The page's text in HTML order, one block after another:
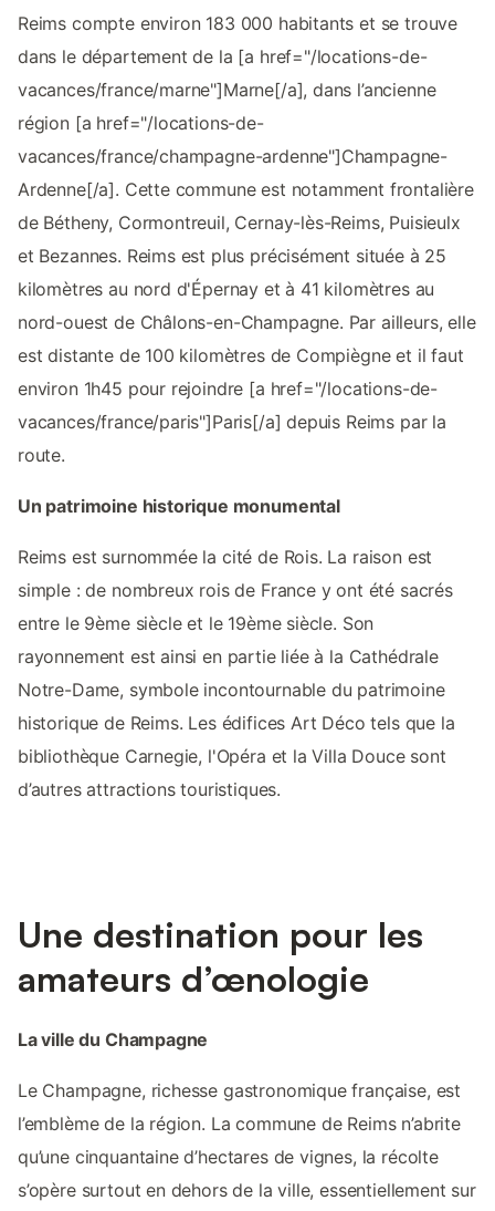
Reims compte environ 183 000 habitants et se trouve
dans le département de la [a href="/locations-de-
vacances/france/marne"]Marne[/a], dans l’ancienne
région [a href="/locations-de-
vacances/france/champagne-ardenne"]Champagne-
Ardenne[/a]. Cette commune est notamment frontalière
de Bétheny, Cormontreuil, Cernay-lès-Reims, Puisieulx
et Bezannes. Reims est plus précisément située à 25
kilomètres au nord d'Épernay et à 41 kilomètres au
nord-ouest de Châlons-en-Champagne. Par ailleurs, elle
est distante de 100 kilomètres de Compiègne et il faut
environ 1h45 pour rejoindre [a href="/locations-de-
vacances/france/paris"]Paris[/a] depuis Reims par la
route.
Un patrimoine historique monumental
Reims est surnommée la cité de Rois. La raison est
simple : de nombreux rois de France y ont été sacrés
entre le 9ème siècle et le 19ème siècle. Son
rayonnement est ainsi en partie liée à la Cathédrale
Notre-Dame, symbole incontournable du patrimoine
historique de Reims. Les édifices Art Déco tels que la
bibliothèque Carnegie, l'Opéra et la Villa Douce sont
d’autres attractions touristiques.
Une destination pour les
amateurs d’œnologie
La ville du Champagne
Le Champagne, richesse gastronomique française, est
l’emblème de la région. La commune de Reims n’abrite
qu’une cinquantaine d’hectares de vignes, la récolte
s’opère surtout en dehors de la ville, essentiellement sur